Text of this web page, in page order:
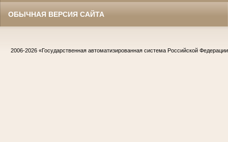
ОБЫЧНАЯ ВЕРСИЯ САЙТА
2006-2026 «Государственная автоматизированная система Российской